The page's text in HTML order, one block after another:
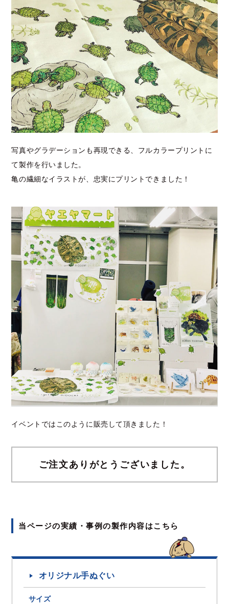
写真やグラデーションも再現できる、フルカラープリントに
て製作を行いました。
亀の繊細なイラストが、忠実にプリントできました！
イベントではこのように販売して頂きました！
ご注文ありがとうございました。
当ページの実績・事例の製作内容はこちら
オリジナル手ぬぐい
サイズ